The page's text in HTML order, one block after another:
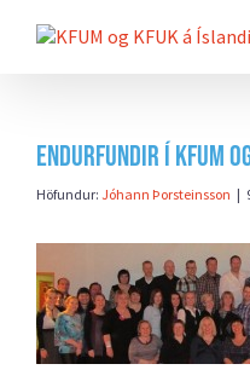
beint
Endurfundir í KFUM
Höfundur: Jóhann Þorsteinsson |